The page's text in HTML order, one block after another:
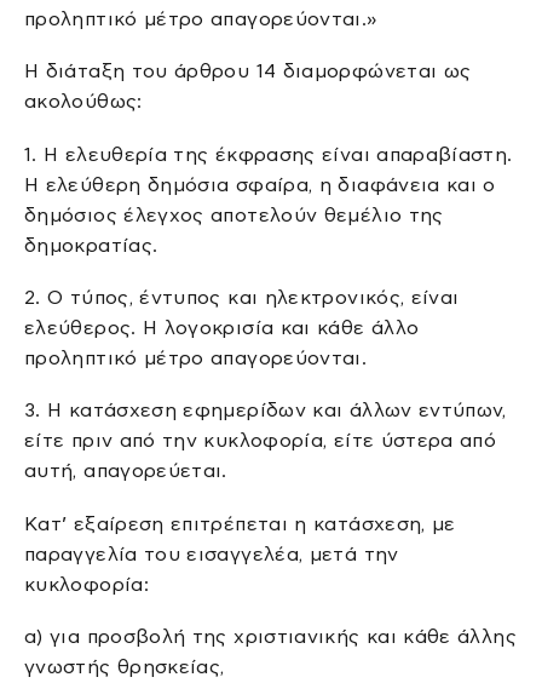
προληπτικό μέτρο απαγορεύονται.»
Η διάταξη του άρθρου 14 διαμορφώνεται ως
ακολούθως:
1. Η ελευθερία της έκφρασης είναι απαραβίαστη.
Η ελεύθερη δημόσια σφαίρα, η διαφάνεια και ο
δημόσιος έλεγχος αποτελούν θεμέλιο της
δημοκρατίας.
2. Ο τύπος, έντυπος και ηλεκτρονικός, είναι
ελεύθερος. Η λογοκρισία και κάθε άλλο
προληπτικό μέτρο απαγορεύονται.
3. H κατάσχεση εφημερίδων και άλλων εντύπων,
είτε πριν από την κυκλοφορία, είτε ύστερα από
αυτή, απαγορεύεται.
Kατ’ εξαίρεση επιτρέπεται η κατάσχεση, με
παραγγελία του εισαγγελέα, μετά την
κυκλοφορία:
α) για προσβολή της χριστιανικής και κάθε άλλης
γνωστής θρησκείας,